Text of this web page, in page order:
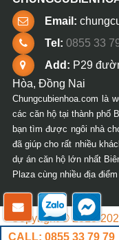
Email:
Tel: 0855 33
Add: P29
Hòa, Đồng Nai
Chungcubienhoa.com là
các căn hộ tại thành phố
bạn tìm được ngôi nhà
đã giúp cho rất nhiều
dự án căn hộ lớn nhất
Plaza cùng nhiều địa
CALL: 0855 33 79 79
Copyright © 2018-